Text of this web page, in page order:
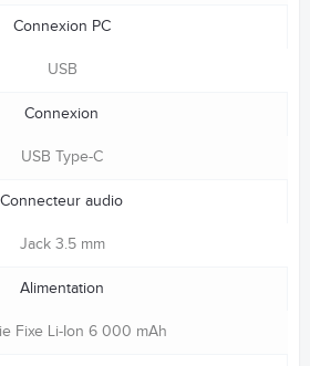
Connexion PC
USB
Connexion
USB Type-C
Connecteur audio
Jack 3.5 mm
Alimentation
Fixe Li-Ion 6 000 mAh